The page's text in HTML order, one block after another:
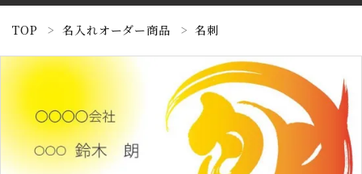
ACCOUNT MENU
新規会員登録
TOP 名入れオーダー商品 名刺